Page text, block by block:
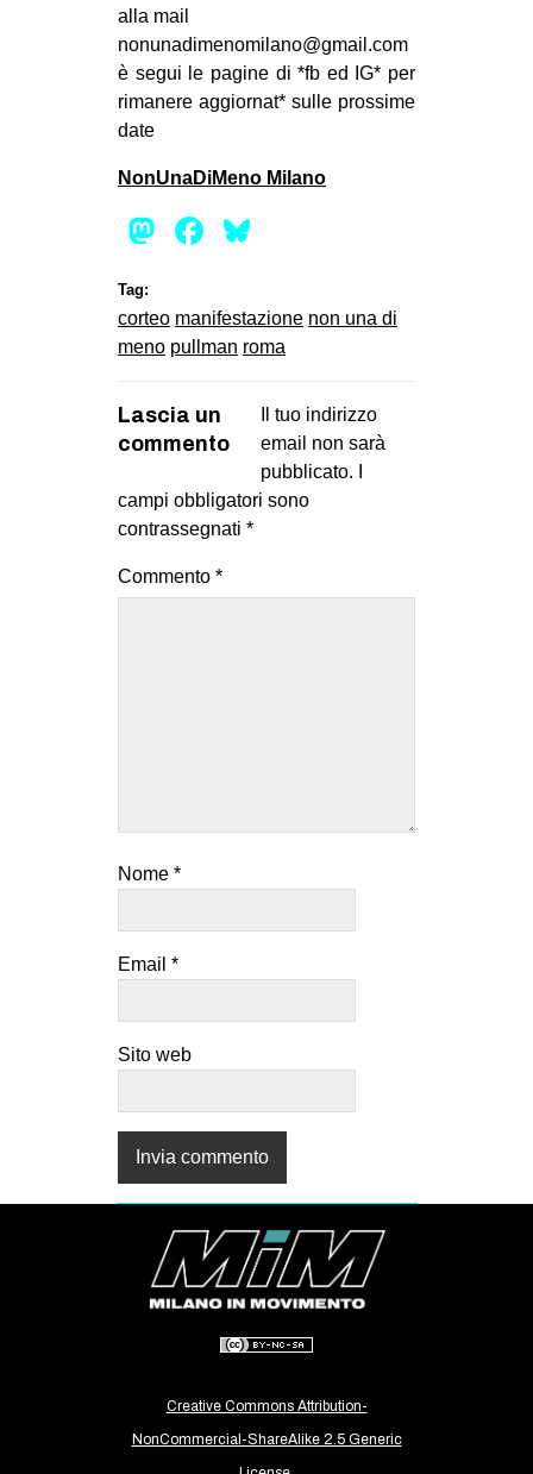
alla mail
nonunadimenomilano@gmail.com
è segui le pagine di *fb ed IG* per
rimanere aggiornat* sulle prossime
date
NonUnaDiMeno Milano
Mastodon
Facebook
Tag:
corteo manifestazione non una di
meno pullman roma
Lascia un
commento
Il tuo indirizzo
email non sarà
pubblicato.
campi obbligatori sono
contrassegnati *
Commento *
Nome *
Email *
Sito web
Creative Commons Attribution-
NonCommercial-ShareAlike 2.5 Generic